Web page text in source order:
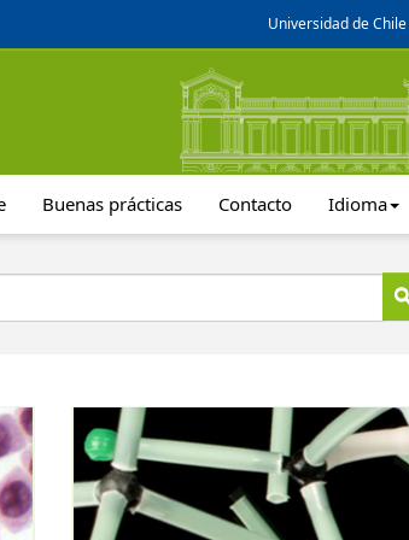
Universidad de Chile
Buenas prácticas Contacto Idioma